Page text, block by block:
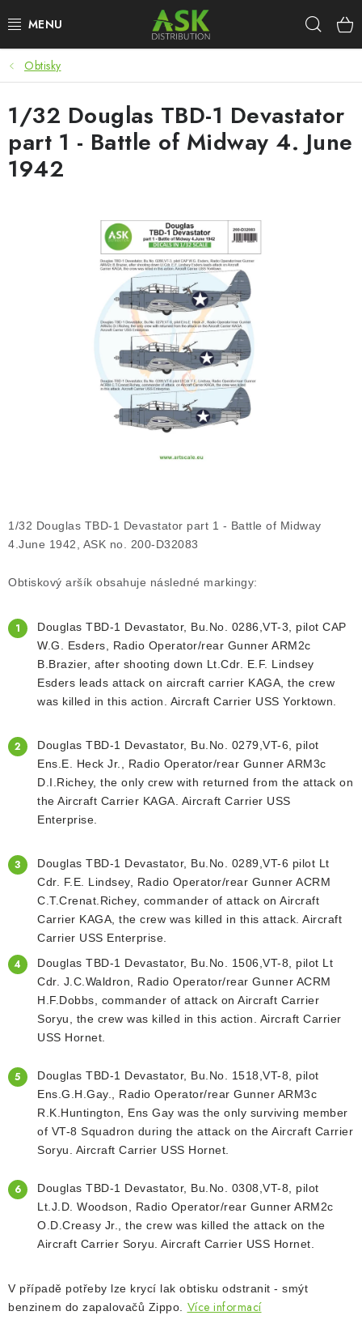
na
WARHAMMER
ASK PRODUKTY
NOVINKY
DOPLŇKY K MODELŮM
BARVY A POMŮCKY
SKY RIDERS COFFEE
PRODÁVANÉ ZNAČKY
Obchodní podmínky
Obtisky
1/32 Douglas TBD-1 Devastator part 1 - Battle of Midway
4.June 1942, ASK no. 200-D32083
Obtiskový aršík obsahuje následné markingy:
Douglas TBD-1 Devastator, Bu.No. 0286,VT-3, pilot CAP
W.G. Esders, Radio Operator/rear Gunner ARM2c
B.Brazier, after shooting down Lt.Cdr. E.F. Lindsey
Esders leads attack on aircraft carrier KAGA, the crew
was killed in this action. Aircraft Carrier USS Yorktown.
Douglas TBD-1 Devastator, Bu.No. 0279,VT-6, pilot
Ens.E. Heck Jr., Radio Operator/rear Gunner ARM3c
D.I.Richey, the only crew with returned from the attack on
the Aircraft Carrier KAGA. Aircraft Carrier USS
Enterprise.
Douglas TBD-1 Devastator, Bu.No. 0289,VT-6 pilot Lt
Cdr. F.E. Lindsey, Radio Operator/rear Gunner ACRM
C.T.Crenat.Richey, commander of attack on Aircraft
Carrier KAGA, the crew was killed in this attack. Aircraft
Carrier USS Enterprise.
Douglas TBD-1 Devastator, Bu.No. 1506,VT-8, pilot Lt
Cdr. J.C.Waldron, Radio Operator/rear Gunner ACRM
H.F.Dobbs, commander of attack on Aircraft Carrier
Soryu, the crew was killed in this action. Aircraft Carrier
USS Hornet.
Douglas TBD-1 Devastator, Bu.No. 1518,VT-8, pilot
Ens.G.H.Gay., Radio Operator/rear Gunner ARM3c
R.K.Huntington, Ens Gay was the only surviving member
of VT-8 Squadron during the attack on the Aircraft Carrier
Soryu. Aircraft Carrier USS Hornet.
Douglas TBD-1 Devastator, Bu.No. 0308,VT-8, pilot
Lt.J.D. Woodson, Radio Operator/rear Gunner ARM2c
O.D.Creasy Jr., the crew was killed the attack on the
Aircraft Carrier Soryu. Aircraft Carrier USS Hornet.
V případě potřeby lze krycí lak obtisku odstranit - smýt
benzinem do zapalovačů Zippo.
Více informací
1/32 Douglas TBD-1 Devastator
part 1 - Battle of Midway 4. June
1942